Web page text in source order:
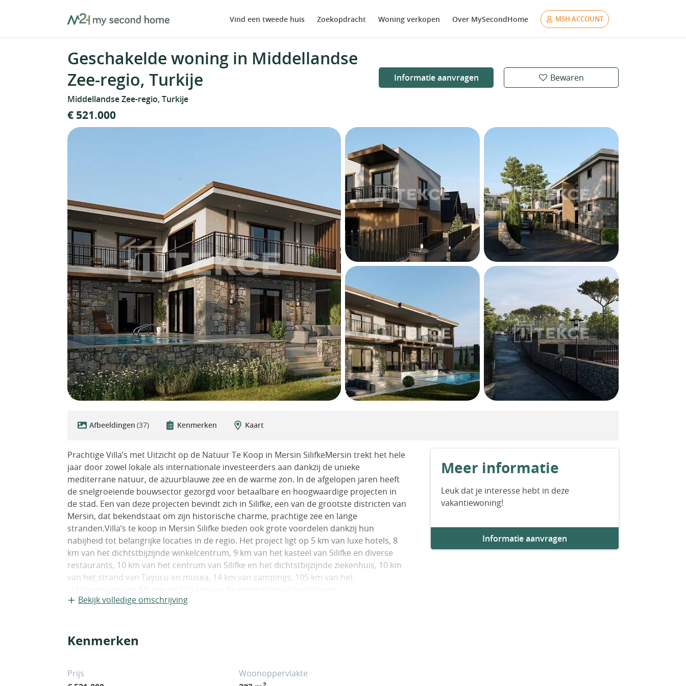
MySecondHome Vind een tweede huis Zoekopdracht Woning verkopen Over MySecondHome MSH ACCOUNT
Geschakelde woning in Middellandse
Zee-regio, Turkije
Middellandse Zee-regio, Turkije
Informatie aanvragen Bewaren
€ 521.000
Afbeeldingen (37) Kenmerken Kaart
Prachtige Villa’s met Uitzicht op de Natuur Te Koop in Mersin SilifkeMersin trekt het hele
jaar door zowel lokale als internationale investeerders aan dankzij de unieke
mediterrane natuur, de azuurblauwe zee en de warme zon. In de afgelopen jaren heeft
de snelgroeiende bouwsector gezorgd voor betaalbare en hoogwaardige projecten in
de stad. Een van deze projecten bevindt zich in Silifke, een van de grootste districten van
Mersin, dat bekendstaat om zijn historische charme, prachtige zee en lange
stranden.Villa’s te koop in Mersin Silifke bieden ook grote voordelen dankzij hun
nabijheid tot belangrijke locaties in de regio. Het project ligt op 5 km van luxe hotels, 8
km van het dichtstbijzijnde winkelcentrum, 9 km van het kasteel van Silifke en diverse
restaurants, 10 km van het centrum van Silifke en het dichtstbijzijnde ziekenhuis, 10 km
van het strand van Taşucu en musea, 14 km van campings, 105 km van het
Çukurova.Gebouwd op een perceel van 24.350 m², biedt het project vrijstaande villa’s
een openluchtbioscoop, 24/7 technische ondersteuning en beveiligingsdiensten, een
opwekken, privé hobbyterrassen en een regenwateropslagsysteem.De villa’s zijn
Bekijk volledige omschrijving
Kenmerken
Prijs
Woonoppervlakte
Meer informatie
Leuk dat je interesse hebt in deze
vakantiewoning!
Informatie aanvragen